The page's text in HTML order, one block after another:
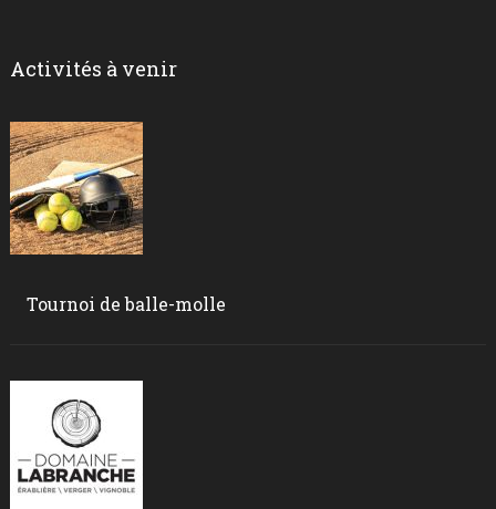
Activités à venir
Tournoi de balle-molle